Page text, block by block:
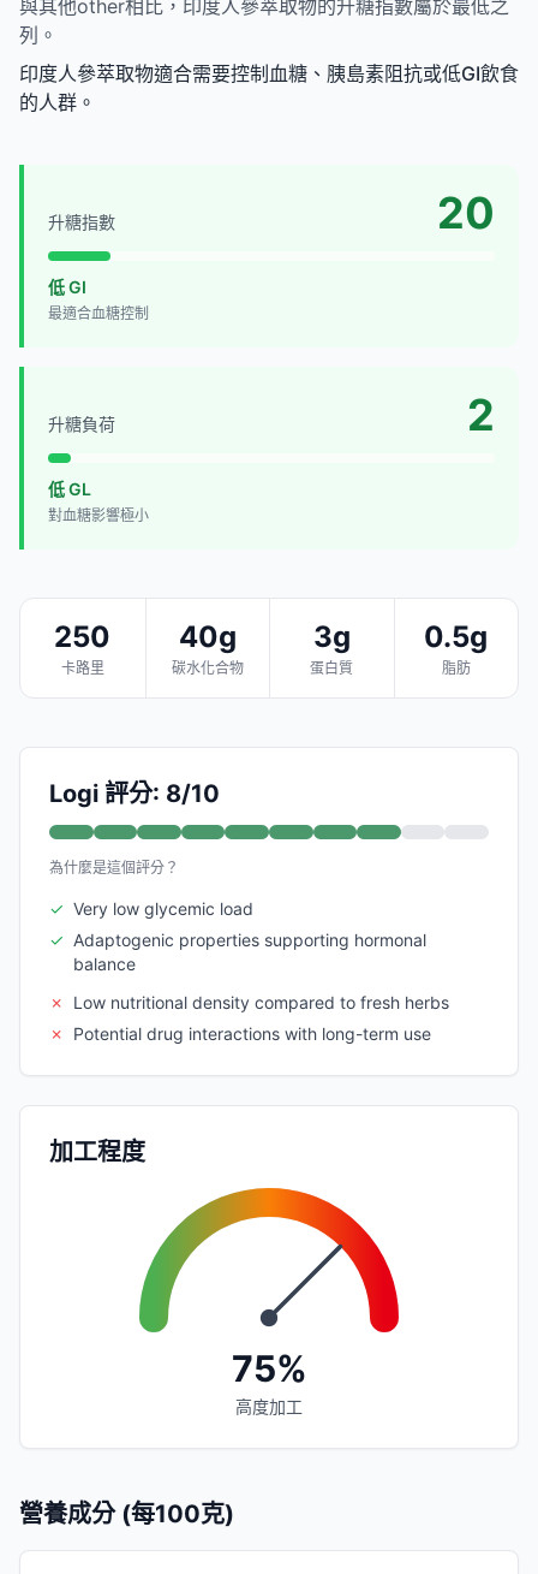
與其他other相比，印度人參萃取物的升糖指數屬於最低之
列。
印度人參萃取物適合需要控制血糖、胰島素阻抗或低GI飲食
的人群。
升糖指數 20
低 GI
最適合血糖控制
升糖負荷 2
低 GL
對血糖影響極小
250
卡路里
40g
碳水化合物
3g
蛋白質
0.5g
脂肪
Logi 評分: 8/10
為什麼是這個評分？
✓ Very low glycemic load
✓ Adaptogenic properties supporting hormonal
balance
✗
Low nutritional density compared to fresh herbs
✗
Potential drug interactions with long-term use
加工程度
75%
高度加工
營養成分 (每100克)